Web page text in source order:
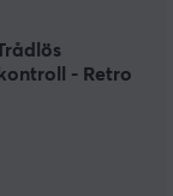
- Retro